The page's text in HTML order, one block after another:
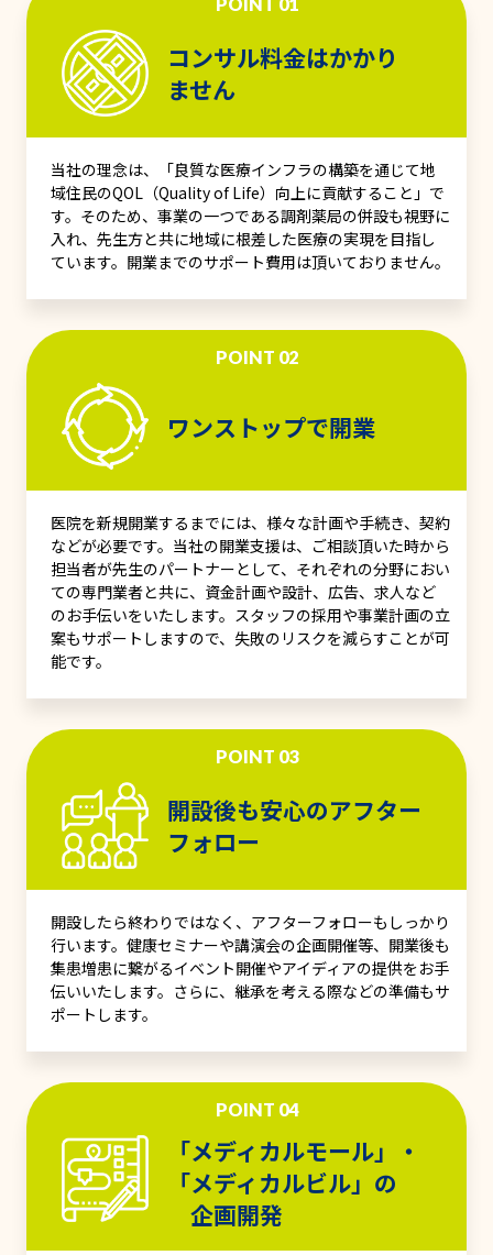
POINT 01
コンサル料金はかかり
ません
当社の理念は、「良質な医療インフラの構築を通じて地
域住民のQOL（Quality of Life）向上に貢献すること」で
す。そのため、事業の一つである調剤薬局の併設も視野に
入れ、先生方と共に地域に根差した医療の実現を目指し
ています。開業までのサポート費用は頂いておりません。
POINT 02
ワンストップで開業
医院を新規開業するまでには、様々な計画や手続き、契約
などが必要です。当社の開業支援は、ご相談頂いた時から
担当者が先生のパートナーとして、それぞれの分野におい
ての専門業者と共に、資金計画や設計、広告、求人など
のお手伝いをいたします。スタッフの採用や事業計画の立
案もサポートしますので、失敗のリスクを減らすことが可
能です。
POINT 03
開設後も安心のアフター
フォロー
開設したら終わりではなく、アフターフォローもしっかり
行います。健康セミナーや講演会の企画開催等、開業後も
集患増患に繋がるイベント開催やアイディアの提供をお手
伝いいたします。さらに、継承を考える際などの準備もサ
ポートします。
POINT 04
「メディカルモール」・
「メディカルビル」の
企画開発